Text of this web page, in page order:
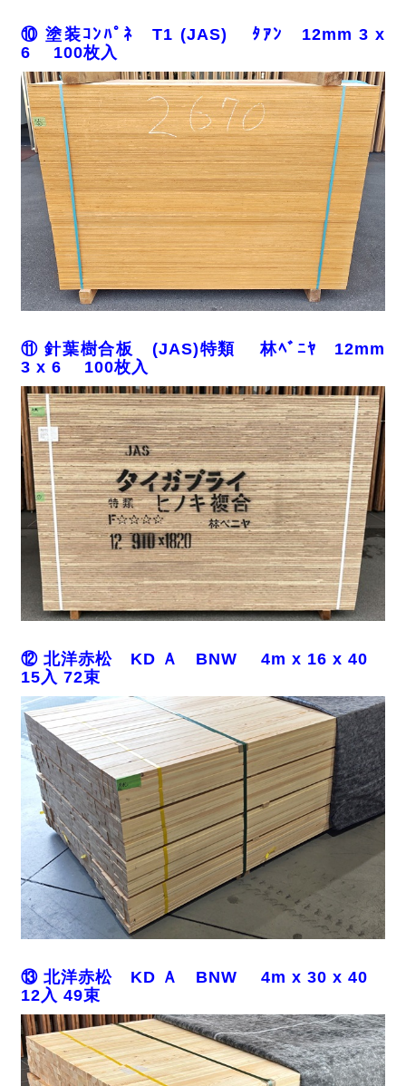
⑩ 塗装ｺﾝﾊﾟﾈ T1 (JAS) ﾀｱﾝ 12mm 3 x
6 100枚入
⑪ 針葉樹合板 (JAS)特類 林ﾍﾞﾆﾔ 12mm
3 x 6 100枚入
⑫ 北洋赤松 KD Ａ BNW 4m x 16 x 40
15入 72束
⑬ 北洋赤松 KD Ａ BNW 4m x 30 x 40
12入 49束